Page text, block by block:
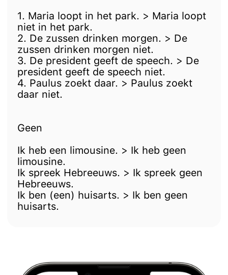
1. Maria loopt in het park. > Maria loopt
niet in het park.
2. De zussen drinken morgen. > De
zussen drinken morgen niet.
3. De president geeft de speech. > De
president geeft de speech niet.
4. Paulus zoekt daar. > Paulus zoekt
daar niet.
Geen
Ik heb een limousine. > Ik heb geen
limousine.
Ik spreek Hebreeuws. > Ik spreek geen
Hebreeuws.
Ik ben (een) huisarts. > Ik ben geen
huisarts.